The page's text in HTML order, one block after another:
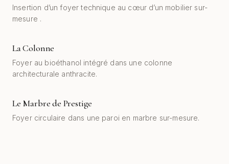
Insertion d’un foyer technique au cœur d’un mobilier sur-
mesure .
AVANT
La Colonne
Foyer au bioéthanol intégré dans une colonne
architecturale anthracite.
AVANT
Le Marbre de Prestige
Foyer circulaire dans une paroi en marbre sur-mesure.